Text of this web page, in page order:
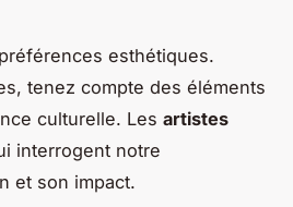
esthétiques.
tenez compte des éléments
culturelle. Les artistes
interrogent notre
et son impact.